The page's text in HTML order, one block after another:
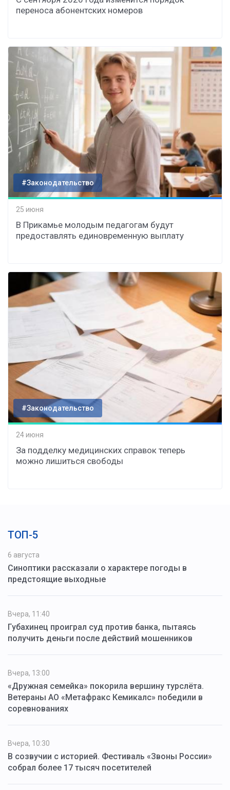
переноса абонентских номеров
#Законодательство
25 июня
В Прикамье молодым педагогам будут
предоставлять единовременную выплату
#Законодательство
24 июня
За подделку медицинских справок теперь
можно лишиться свободы
ТОП-5
6 августа
Синоптики рассказали о характере погоды в
предстоящие выходные
Вчера, 11:40
Губахинец проиграл суд против банка, пытаясь
получить деньги после действий мошенников
Вчера, 13:00
«Дружная семейка» покорила вершину турслёта.
Ветераны АО «Метафракс Кемикалс» победили в
соревнованиях
Вчера, 10:30
В созвучии с историей. Фестиваль «Звоны России»
собрал более 17 тысяч посетителей